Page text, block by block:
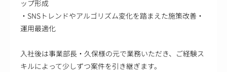
ップ形成
・SNSトレンドやアルゴリズム変化を踏まえた施策改善・
運用最適化
入社後は事業部長・久保様の元で業務いただき、ご経験ス
キルによって少しずつ案件を引き継ぎます。